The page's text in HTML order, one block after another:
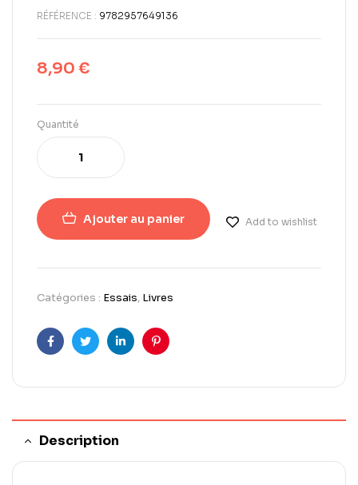
RÉFÉRENCE : 9782957649136
8,90 €
Quantité
Ajouter au panier Add to wishlist
Catégories : Essais, Livres
FacebookTwitterLinkedInPinterest
Description